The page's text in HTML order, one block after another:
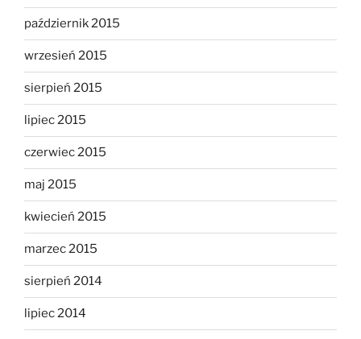
październik 2015
wrzesień 2015
sierpień 2015
lipiec 2015
czerwiec 2015
maj 2015
kwiecień 2015
marzec 2015
sierpień 2014
lipiec 2014